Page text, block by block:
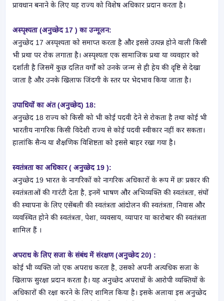
प्रावधान बनाने के लिए यह राज्य को विशेष अधिकार प्रदान करता है।
अस्पृश्यता (अनुच्छेद 17 ) का उन्मूलन:
अनुच्छेद 17 अस्पृश्यता को समाप्त करता है और इससे उत्पन्न होने वाली किसी
भी प्रथा पर रोक लगाता है। अस्पृश्यता एक सामाजिक प्रथा या व्यवहार को
दर्शाती है जिसमें कुछ दलित वर्गों को उनके जन्म से ही हेय की दृष्टि से देखा
जाता है और उनके खिलाफ जिंदगी के स्तर पर भेदभाव किया जाता है।
उपाधियों का अंत (अनुच्छेद) 18:
अनुच्छेद 18 राज्य को किसी को भी कोई पदवी देने से रोकता है तथा कोई भी
भारतीय नागरिक किसी विदेशी राज्य से कोई पदवी स्वीकार नहीं कर सकता।
हालांकि सैन्य या शैक्षणिक विशिष्टता को इससे बाहर रखा गया है।
स्वतंत्रता का अधिकार ( अनुच्छेद 19 ):
अनुच्छेद 19 भारत के नागरिकों को नागरिक अधिकारों के रूप में छः प्रकार की
स्वतंत्रताओं की गारंटी देता है, इनमें भाषण और अभिव्यक्ति की स्वतंत्रता, संघों
की स्थापना के लिए एसेंबली की स्वतंत्रता आंदोलन की स्वतंत्रता, निवास और
व्यवस्थित होने की स्वतंत्रता, पेशा, व्यवसाय, व्यापार या कारोबार की स्वतंत्रता
शामिल हैं ।
अपराध के लिए सजा के संबंध में संरक्षण (अनुच्छेद 20) :
कोई भी व्यक्ति जो एक अपराध करता है, उसको अपनी अत्यधिक सजा के
खिलाफ सुरक्षा प्रदान करता है। यह अनुच्छेद अपराधों के आरोपी व्यक्तियों के
अधिकारों की रक्षा करने के लिए शामिल किया है। इसके अलावा इस अनुच्छेद